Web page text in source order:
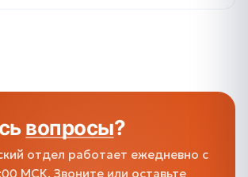
вопросы?
отдел работает ежедневно с
МСК. Звоните или оставьте